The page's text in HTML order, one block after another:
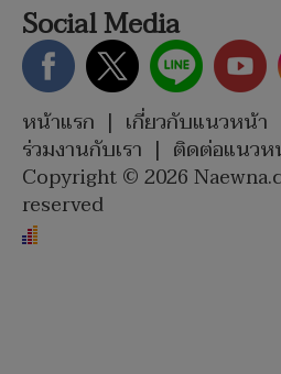
Social Media
หน้าแรก | เกี่ยวกับแนวหน้า
ร่วมงานกับเรา | ติดต่อแนวห
Copyright © 2026
reserved